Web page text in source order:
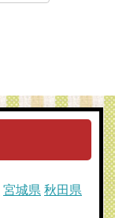
宮城県 秋田県